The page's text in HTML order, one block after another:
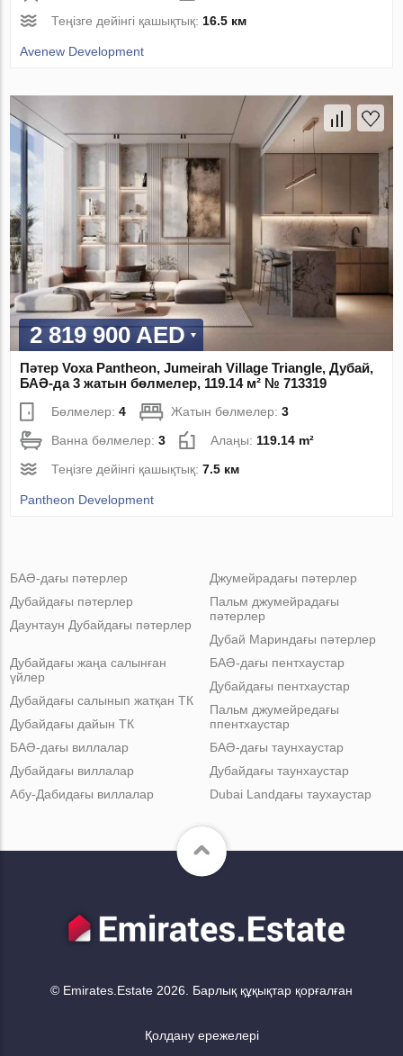
Теңізге дейінгі қашықтық: 16.5 км
Avenew Development
2 819 900 AED
Пәтер Voxa Pantheon, Jumeirah Village Triangle, Дубай,
БАӘ-да 3 жатын бөлмелер, 119.14 м² № 713319
Бөлмелер:4 Жатын бөлмелер:3
Ванна бөлмелер:3 Алаңы: 119.14 m²
Теңізге дейінгі қашықтық:7.5 км
Pantheon Development
БАӘ-дағы пәтерлер
Дубайдағы пәтерлер
Даунтаун Дубайдағы пәтерлер
Джумейрадағы пәтерлер
Пальм джумейрадағы
пәтерлер
Дубай Мариндағы пәтерлер
Дубайдағы жаңа салынған
үйлер
Дубайдағы салынып жатқан ТК
Дубайдағы дайын ТК
БАӘ-дағы пентхаустар
Дубайдағы пентхаустар
Пальм джумейредағы
ппентхаустар
БАӘ-дағы виллалар
Дубайдағы виллалар
Абу-Дабидағы виллалар
БАӘ-дағы таунхаустар
Дубайдағы таунхаустар
Dubai Landдағы таухаустар
© Emirates.Estate 2026. Барлық құқықтар қорғалған
Қолдану ережелері